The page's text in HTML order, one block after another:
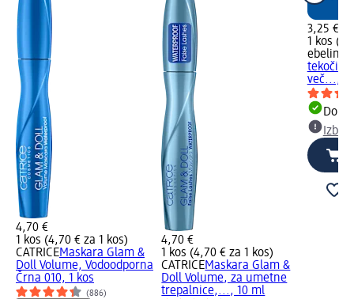
4,70 €
1 kos (4,70 € za 1 kos)
CATRICEMaskara Glam &
Doll Volume, Vodoodporna
Črna 010, 1 kos
(886)
4,70 €
1 kos (4,70 € za 1 kos)
CATRICEMaskara Glam &
Doll Volume, za umetne
trepalnice,..., 10 ml
3,25 €
1 kos
ebelin
tekočih
več..., 1